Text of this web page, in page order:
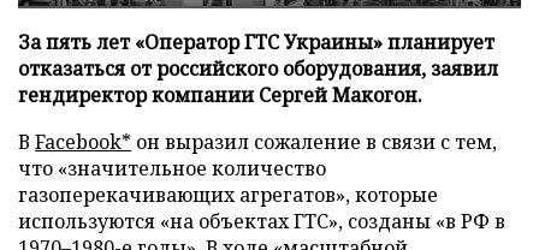
За пять лет «Оператор ГТС Украины» планирует
отказаться от российского оборудования, заявил
гендиректор компании Сергей Макогон.
В Facebook* он выразил сожаление в связи с тем,
что «значительное количество
газоперекачивающих агрегатов», которые
используются «на объектах ГТС», созданы «в РФ в